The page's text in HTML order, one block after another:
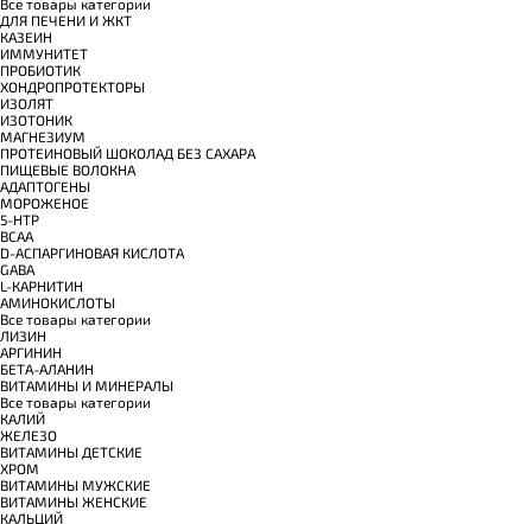
Все товары категории
ДЛЯ ПЕЧЕНИ И ЖКТ
КАЗЕИН
ИММУНИТЕТ
ПРОБИОТИК
ХОНДРОПРОТЕКТОРЫ
ИЗОЛЯТ
ИЗОТОНИК
МАГНЕЗИУМ
ПРОТЕИНОВЫЙ ШОКОЛАД БЕЗ САХАРА
ПИЩЕВЫЕ ВОЛОКНА
АДАПТОГЕНЫ
МОРОЖЕНОЕ
5-HTP
BCAA
D-АСПАРГИНОВАЯ КИСЛОТА
GABA
L-КАРНИТИН
АМИНОКИСЛОТЫ
Все товары категории
ЛИЗИН
АРГИНИН
БЕТА-АЛАНИН
ВИТАМИНЫ И МИНЕРАЛЫ
Все товары категории
КАЛИЙ
ЖЕЛЕЗО
ВИТАМИНЫ ДЕТСКИЕ
ХРОМ
ВИТАМИНЫ МУЖСКИЕ
ВИТАМИНЫ ЖЕНСКИЕ
КАЛЬЦИЙ